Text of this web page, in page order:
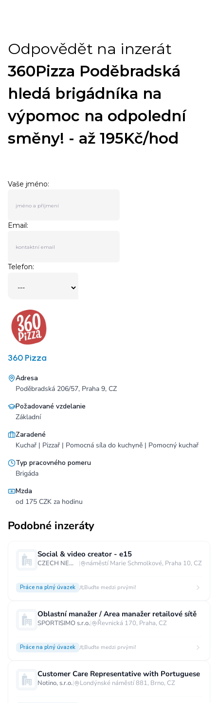
360 Pizza
Adresa
Poděbradská 206/57, Praha 9, CZ
Požadované vzdelanie
Základní
Zaradené
Kuchař | Pizzař | Pomocná síla do kuchyně | Pomocný kuchař
Typ pracovného pomeru
Brigáda
Mzda
od 175 CZK za hodinu
Podobné inzeráty
Social & video creator - e15
CZECH NEWS CENTER a.s. | náměstí Marie Schmolkové, Praha 10, CZ
Práce na plný úvazek Buďte medzi prvými!
Oblastní manažer / Area manažer retailové sítě
SPORTISIMO s.r.o.| Řevnická 170, Praha, CZ
Práce na plný úvazek Buďte medzi prvými!
Customer Care Representative with Portuguese
Notino, s.r.o.| Londýnské náměstí 881, Brno, CZ